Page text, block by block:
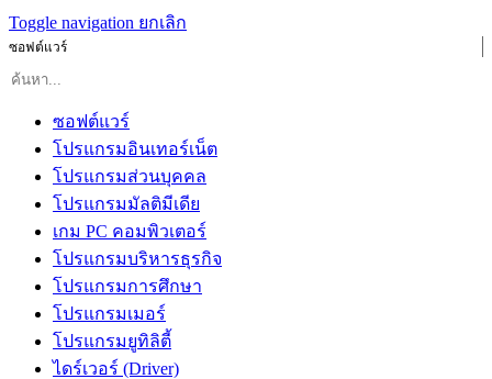
Toggle navigation ยกเลิก
ซอฟต์แวร์
ซอฟต์แวร์
โปรแกรมอินเทอร์เน็ต
โปรแกรมส่วนบุคคล
โปรแกรมมัลติมีเดีย
เกม PC คอมพิวเตอร์
โปรแกรมบริหารธุรกิจ
โปรแกรมการศึกษา
โปรแกรมเมอร์
โปรแกรมยูทิลิตี้
ไดร์เวอร์ (Driver)